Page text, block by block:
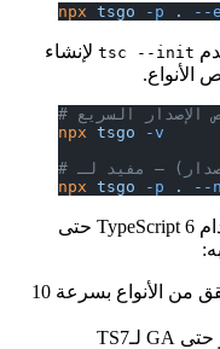
npx tsgo -p . --
tsc --initلإنشاء
الإصدار السريع
npx tsgo
-v
npx tsgo -p . --
لعمليات البناء الإنتاجية، استمر في استخدام TypeScript 6 حتى
في CI للتحقق من الأنواع بسرعة 10